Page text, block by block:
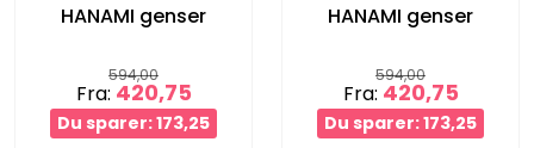
HANAMI genser
594,00
Fra: 420,75
Du sparer: 173,25
HANAMI genser
594,00
Fra: 420,75
Du sparer: 173,25